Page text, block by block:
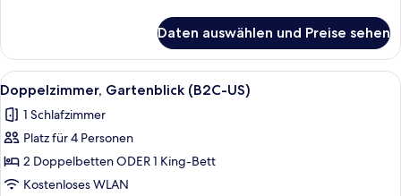
Doppelzimmer,
Meerblick
(E)
Daten auswählen und Preise sehen
Alle
Fotos
für
Doppelzimmer,
Gartenblick
(B2C-
Ein Hotelzimmer mit einem großen
5
Doppelzimmer, Gartenblick (B2C-US)
1 Schlafzimmer
Platz für 4 Personen
2 Doppelbetten ODER 1 King-Bett
Kostenloses WLAN